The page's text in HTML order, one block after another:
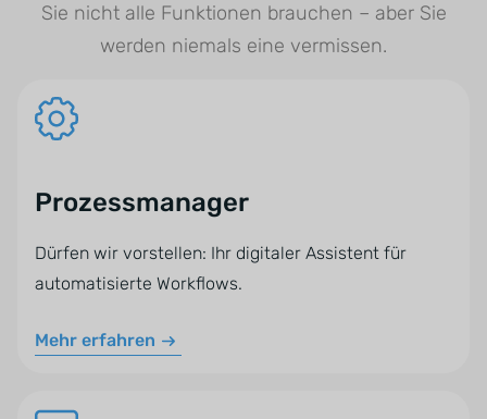
Sie nicht alle Funktionen brauchen – aber Sie
werden niemals eine vermissen.
Prozessmanager
Dürfen wir vorstellen: Ihr digitaler Assistent für
automatisierte Workflows.
Mehr erfahren